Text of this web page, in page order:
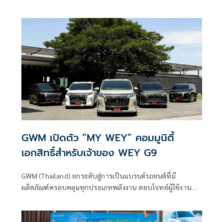
GWM เปิดตัว “MY WEY” คอมมูนิตี้
เอกสิทธิ์สำหรับเจ้าของ WEY G9
GWM (Thailand) ยกระดับสู่การเป็นแบรนด์รถยนต์ที่มี
ผลิตภัณฑ์ครอบคลุมทุกประเภทพลังงาน ตอบโจทย์ผู้ใช้งานทุก